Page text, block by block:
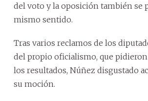
del voto y la oposición también se
mismo sentido.
Tras varios reclamos de los
del propio oficialismo, que
los resultados, Núñez disgustado
su moción.